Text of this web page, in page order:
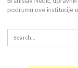
podrumu ove institucije